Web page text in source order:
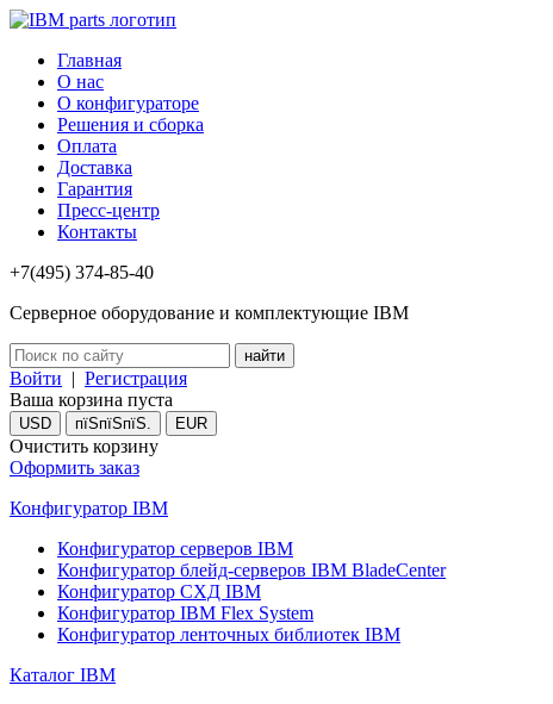
Главная
О нас
О конфигураторе
Решения и сборка
Оплата
Доставка
Гарантия
Пресс-центр
Контакты
+7(495) 374-85-40
Серверное оборудование и комплектующие IBM
Войти | Регистрация
Ваша корзина пуста
USD пїЅпїЅпїЅ. EUR
Очистить корзину
Оформить заказ
Конфигуратор IBM
Конфигуратор серверов IBM
Конфигуратор блейд-серверов IBM BladeCenter
Конфигуратор СХД IBM
Конфигуратор IBM Flex System
Конфигуратор ленточных библиотек IBM
Каталог IBM